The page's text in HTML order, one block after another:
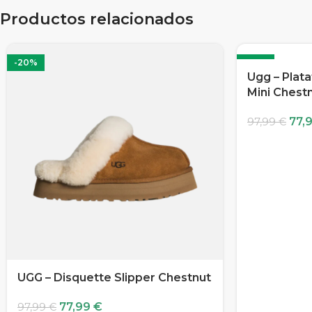
Productos relacionados
-20%
UGG – Disquette Slipper Chestnut
97,99€ 77,99 €
-20%
Ugg –
Mini
97,99€